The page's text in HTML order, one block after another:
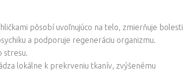
pôsobí uvoľnujúco na telo, zmierňuje bolesti
a podporuje regeneráciu organizmu.
stresu.
lokálne k prekrveniu tkanív, zvýšenému